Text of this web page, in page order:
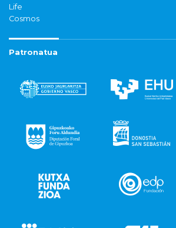
Life
Cosmos
Patronatua